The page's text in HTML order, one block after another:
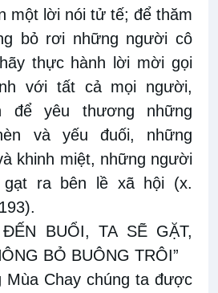
một lời nói tử tế; để thăm
bỏ rơi những người cô
thực hành lời mời gọi
với tất cả mọi người,
để yêu thương những
và yếu đuối, những
khinh miệt, những người
ra bên lề xã hội (x.
BUỔI, TA SẼ GẶT,
BỎ BUÔNG TRÔI”
Mùa Chay chúng ta được